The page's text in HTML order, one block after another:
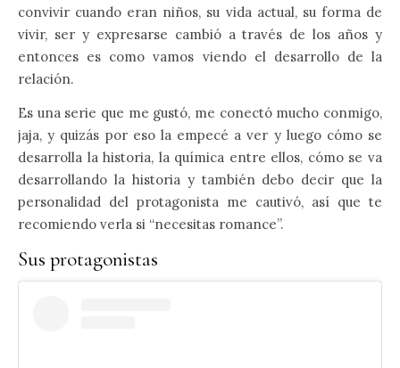
convivir cuando eran niños, su vida actual, su forma de
vivir, ser y expresarse cambió a través de los años y
entonces es como vamos viendo el desarrollo de la
relación.
Es una serie que me gustó, me conectó mucho conmigo,
jaja, y quizás por eso la empecé a ver y luego cómo se
desarrolla la historia, la química entre ellos, cómo se va
desarrollando la historia y también debo decir que la
personalidad del protagonista me cautivó, así que te
recomiendo verla si “necesitas romance”.
Sus protagonistas